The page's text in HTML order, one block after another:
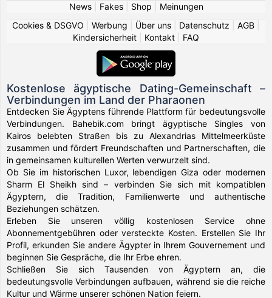
News| Fakes| Shop
Meinungen
Cookies & DSGVO
Werbung Über uns Datenschutz AGB
Kindersicherheit
Kontakt FAQ
Kostenlose ägyptische Dating-Gemeinschaft –
Verbindungen im Land der Pharaonen
Entdecken Sie Ägyptens führende Plattform für bedeutungsvolle
Verbindungen. Bahebik.com bringt ägyptische Singles von
Kairos belebten Straßen bis zu Alexandrias Mittelmeerküste
zusammen und fördert Freundschaften und Partnerschaften, die
in gemeinsamen kulturellen Werten verwurzelt sind.
Ob Sie im historischen Luxor, lebendigen Giza oder modernen
Sharm El Sheikh sind – verbinden Sie sich mit kompatiblen
Ägyptern, die Tradition, Familienwerte und authentische
Beziehungen schätzen.
Erleben Sie unseren völlig kostenlosen Service ohne
Abonnementgebühren oder versteckte Kosten. Erstellen Sie Ihr
Profil, erkunden Sie andere Ägypter in Ihrem Gouvernement und
beginnen Sie Gespräche, die Ihr Erbe ehren.
Schließen Sie sich Tausenden von Ägyptern an, die
bedeutungsvolle Verbindungen aufbauen, während sie die reiche
Kultur und Wärme unserer schönen Nation feiern.